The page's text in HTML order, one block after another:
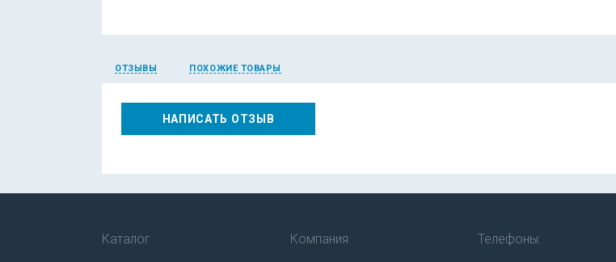
ОТЗЫВЫ ПОХОЖИЕ ТОВАРЫ
НАПИСАТЬ ОТЗЫВ
Каталог Компания Телефоны: